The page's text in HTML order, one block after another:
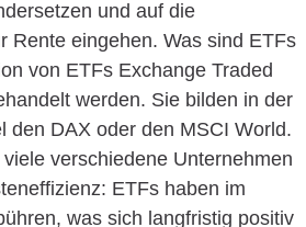
und auf die
Rente eingehen. Was sind ETFs
von ETFs Exchange Traded
werden. Sie bilden in der
den DAX oder den MSCI World.
verschiedene Unternehmen
ETFs haben im
was sich langfristig positiv